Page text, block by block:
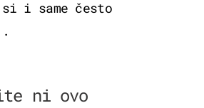
i same često
ni ovo